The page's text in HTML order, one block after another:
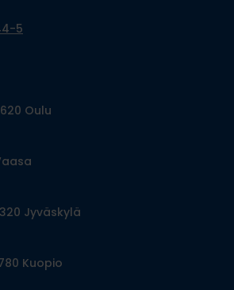
5
Oulu
Jyväskylä
Kuopio